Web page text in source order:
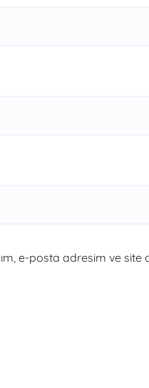
e-posta adresim ve site